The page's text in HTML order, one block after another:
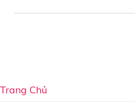
Trang Chủ